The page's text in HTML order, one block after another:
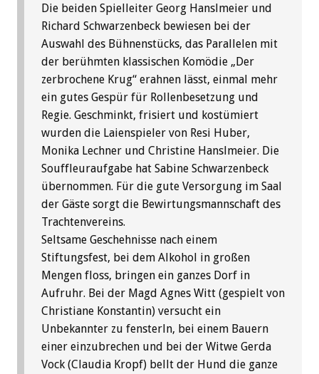
Die beiden Spielleiter Georg Hanslmeier und
Richard Schwarzenbeck bewiesen bei der
Auswahl des Bühnenstücks, das Parallelen mit
der berühmten klassischen Komödie „Der
zerbrochene Krug“ erahnen lässt, einmal mehr
ein gutes Gespür für Rollenbesetzung und
Regie. Geschminkt, frisiert und kostümiert
wurden die Laienspieler von Resi Huber,
Monika Lechner und Christine Hanslmeier. Die
Souffleuraufgabe hat Sabine Schwarzenbeck
übernommen. Für die gute Versorgung im Saal
der Gäste sorgt die Bewirtungsmannschaft des
Trachtenvereins.
Seltsame Geschehnisse nach einem
Stiftungsfest, bei dem Alkohol in großen
Mengen floss, bringen ein ganzes Dorf in
Aufruhr. Bei der Magd Agnes Witt (gespielt von
Christiane Konstantin) versucht ein
Unbekannter zu fensterln, bei einem Bauern
einer einzubrechen und bei der Witwe Gerda
Vock (Claudia Kropf) bellt der Hund die ganze